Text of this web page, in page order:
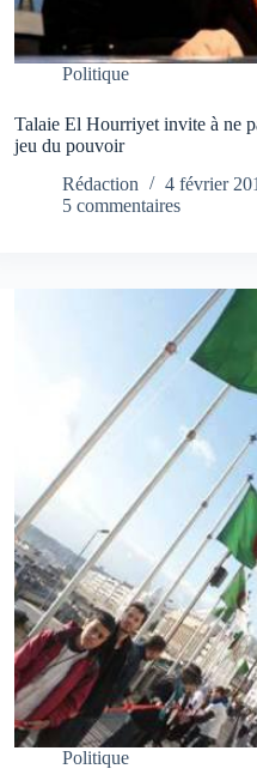
Politique
Talaie El Hourriyet invite à ne
jeu du pouvoir
Rédaction
4 février
5 commentaires
Politique